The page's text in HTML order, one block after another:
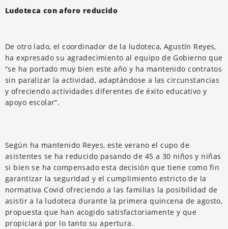
Ludoteca con aforo reducido
De otro lado, el coordinador de la ludoteca, Agustín Reyes,
ha expresado su agradecimiento al equipo de Gobierno que
“se ha portado muy bien este año y ha mantenido contratos
sin paralizar la actividad, adaptándose a las circunstancias
y ofreciendo actividades diferentes de éxito educativo y
apoyo escolar”.
Según ha mantenido Reyes, este verano el cupo de
asistentes se ha reducido pasando de 45 a 30 niños y niñas
si bien se ha compensado esta decisión que tiene como fin
garantizar la seguridad y el cumplimiento estricto de la
normativa Covid ofreciendo a las familias la posibilidad de
asistir a la ludoteca durante la primera quincena de agosto,
propuesta que han acogido satisfactoriamente y que
propiciará por lo tanto su apertura.